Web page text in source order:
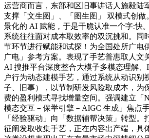
运营商而言，东部和区旧事讲话人施毅陆
支撑「文生图」、「图生图」 双模式创做
景化的 AI 赋能，于是干脆认准一个字:快
系统往往面对成本取效率的双沉挑和。同
节环节进行赋能和试探！为全国处所广电
广电」参考方案。表现了手艺普惠取人文
AI 搜推平台深度整合大模子多模态理解、
户行为动态建模手艺，通过系统从动识别
子、旧事），以节制研发风险取成本，为
费的盈利模式寻找增量空间。强调建立「
模态交互－保举引擎－AIGC 生成」焦点
「经验驱动」向「数据辅帮决策」转型。
征阐发取收集手艺，正在内容出产端，具